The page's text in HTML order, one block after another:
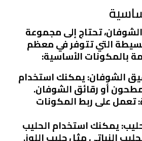
تحتاج إلى مجموعة
التي تتوفر في معظم
بالمكونات الأساسية:
الشوفان: يمكنك استخدام
أو رقائق الشوفان.
: تعمل على ربط المكونات
: يمكنك استخدام الحليب
النباتي مثل حليب اللوز.